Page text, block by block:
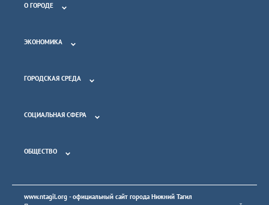
О ГОРОДЕ
ЭКОНОМИКА
ГОРОДСКАЯ СРЕДА
СОЦИАЛЬНАЯ СФЕРА
ОБЩЕСТВО
www.ntagil.org - официальный сайт города Нижний Тагил